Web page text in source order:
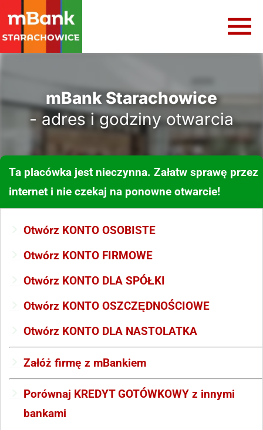
mBank Starachowice
- adres i godziny otwarcia
Ta placówka jest nieczynna. Załatw sprawę przez
internet i nie czekaj na ponowne otwarcie!
Otwórz KONTO OSOBISTE
Otwórz KONTO FIRMOWE
Otwórz KONTO DLA SPÓŁKI
Otwórz KONTO OSZCZĘDNOŚCIOWE
Otwórz KONTO DLA NASTOLATKA
Załóż firmę z mBankiem
Porównaj KREDYT GOTÓWKOWY z innymi
bankami